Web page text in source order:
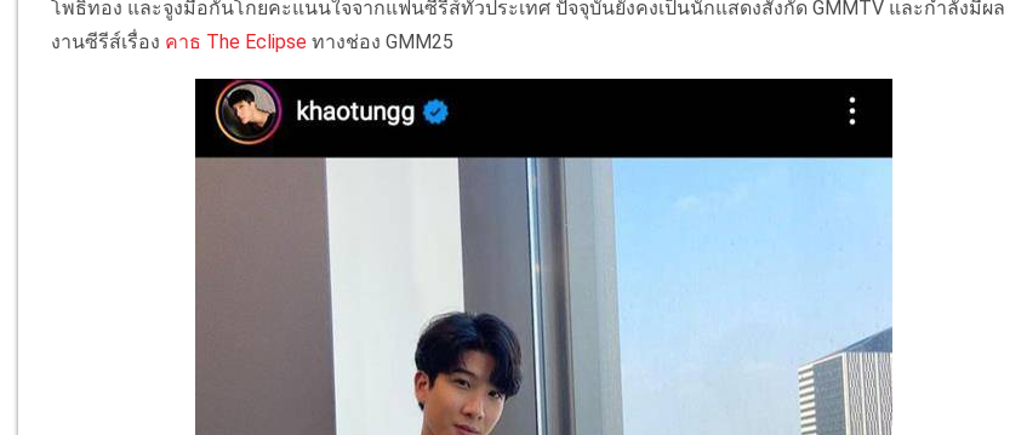
โพธิ์ทอง และจูงมือกันโกยคะแนนใจจากแฟนซีรีส์ทั่วประเทศ ปัจจุบันยังคงเป็นนักแสดงสังกัด GMMTV และกำลังมีผล
งานซีรีส์เรื่อง คาธ The Eclipse ทางช่อง GMM25